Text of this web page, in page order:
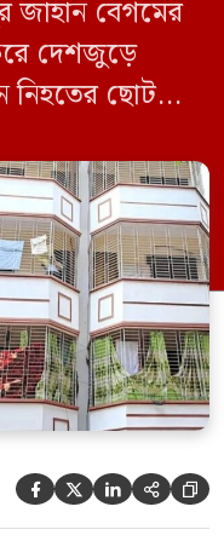
জাহান বেগমের
দেশজুড়ে
ছোট
রহমান।
বিভিন্ন তথ্যকে
(৩ জুন)
এই […]
    